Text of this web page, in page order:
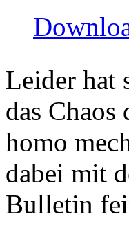
Leider hat
das
homo
dabei mit
Bulletin